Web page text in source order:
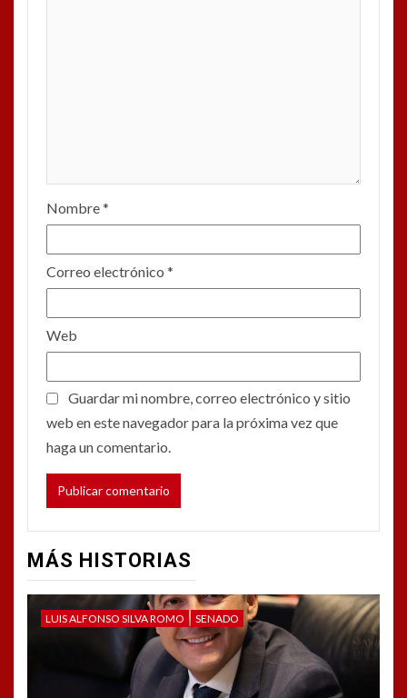
Nombre*
Correo electrónico *
Web
Guardar mi nombre, correo electrónico y sitio
web en este navegador para la próxima vez que
haga un comentario.
MÁS HISTORIAS
LUIS ALFONSO SILVA ROMO SENADO